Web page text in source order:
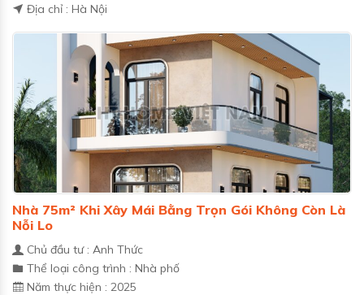
Địa chỉ : Hà Nội
Nhà 75m² Khi Xây Mái Bằng Trọn Gói Không Còn Là
Nỗi Lo
Chủ đầu tư : Anh Thức
Thể loại công trình : Nhà phố
Năm thực hiện : 2025